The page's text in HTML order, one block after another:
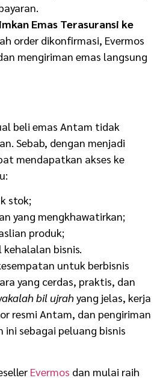
Emas Terasuransi ke
order dikonfirmasi, Evermos
mengiriman emas langsung
beli emas Antam tidak
Sebab, dengan menjadi
mendapatkan akses ke
stok;
yang mengkhawatirkan;
produk;
kehalalan bisnis.
untuk berbisnis
yang cerdas, praktis, dan
bil ujrahyang jelas, kerja
resmi Antam, dan pengiriman
ini sebagai peluang bisnis
Evermos dan mulai raih